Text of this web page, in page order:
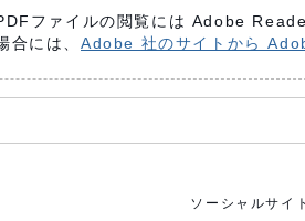
ファイルの閲覧には Adobe
合には、 Adobe 社のサイトから
ソーシャルサイ